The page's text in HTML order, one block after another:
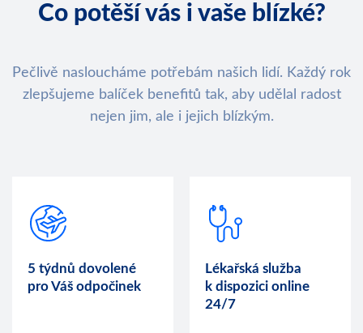
Co potěší vás i vaše blízké?
Pečlivě nasloucháme potřebám našich lidí. Každý rok
zlepšujeme balíček benefitů tak, aby udělal radost
nejen jim, ale i jejich blízkým.
5 týdnů dovolené
pro Váš odpočinek
Lékařská služba
k dispozici online
24/7